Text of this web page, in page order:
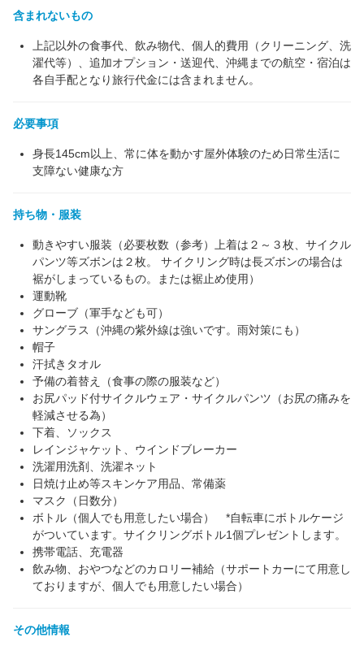
含まれないもの
上記以外の食事代、飲み物代、個人的費用（クリーニング、洗
濯代等）、追加オプション・送迎代、沖縄までの航空・宿泊は
各自手配となり旅行代金には含まれません。
必要事項
身長145cm以上、常に体を動かす屋外体験のため日常生活に
支障ない健康な方
持ち物・服装
動きやすい服装（必要枚数（参考）上着は２～３枚、サイクル
パンツ等ズボンは２枚。 サイクリング時は長ズボンの場合は
裾がしまっているもの。または裾止め使用）
運動靴
グローブ（軍手なども可）
サングラス（沖縄の紫外線は強いです。雨対策にも）
帽子
汗拭きタオル
予備の着替え（食事の際の服装など）
お尻パッド付サイクルウェア・サイクルパンツ（お尻の痛みを
軽減させる為）
下着、ソックス
レインジャケット、ウインドブレーカー
洗濯用洗剤、洗濯ネット
日焼け止め等スキンケア用品、常備薬
マスク（日数分）
ボトル（個人でも用意したい場合） *自転車にボトルケージ
がついています。サイクリングボトル1個プレゼントします。
携帯電話、充電器
飲み物、おやつなどのカロリー補給（サポートカーにて用意し
ておりますが、個人でも用意したい場合）
その他情報